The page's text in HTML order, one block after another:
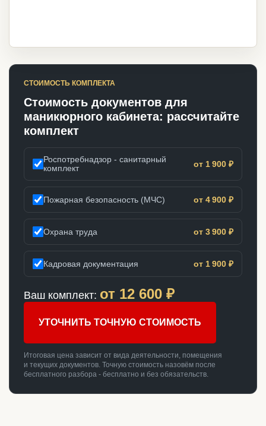
СТОИМОСТЬ КОМПЛЕКТА
Стоимость документов для
маникюрного кабинета: рассчитайте
комплект
Роспотребнадзор - санитарный
комплект
от 1 900 ₽
Пожарная безопасность (МЧС) от 4 900 ₽
Охрана труда от 3 900 ₽
Кадровая документация от 1 900 ₽
Ваш комплект: от 12 600 ₽
УТОЧНИТЬ ТОЧНУЮ СТОИМОСТЬ
Итоговая цена зависит от вида деятельности, помещения
и текущих документов. Точную стоимость назовём после
бесплатного разбора - бесплатно и без обязательств.